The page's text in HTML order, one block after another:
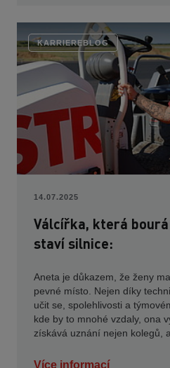
KARRIEREBLOG
14.07.2025
Válcířka, která
staví silnice:
Aneta je důkazem, že ženy
pevné místo. Nejen díky
učit se, spolehlivosti a
kde by to mnohé vzdaly, ona
získává uznání nejen kolegů,
Více informací